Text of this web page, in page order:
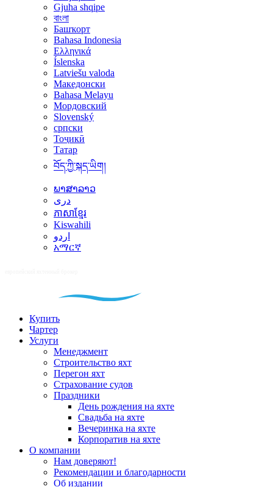
Gjuha shqipe
বাংলা
Башҡорт
Bahasa Indonesia
Ελληνικά
Íslenska
Latviešu valoda
Македонски
Bahasa Melayu
Мордовский
Slovenský
српски
Тоҷикӣ
Татар
བོད་ཀྱི་སྐད་ཡིག།
ພາສາລາວ
دری
ភាសាខ្មែរ
Kiswahili
اردو
አማርኛ
Купить
Чартер
Услуги
Менеджмент
Строительство яхт
Перегон яхт
Страхование судов
Праздники
День рождения на яхте
Свадьба на яхте
Вечеринка на яхте
Корпоратив на яхте
О компании
Нам доверяют!
Рекомендации и благодарности
Об издании